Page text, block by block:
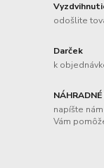
odošlite
Darček
k
NÁHRADNÉ
napíšte
Vám